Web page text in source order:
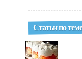
Статьи по теме